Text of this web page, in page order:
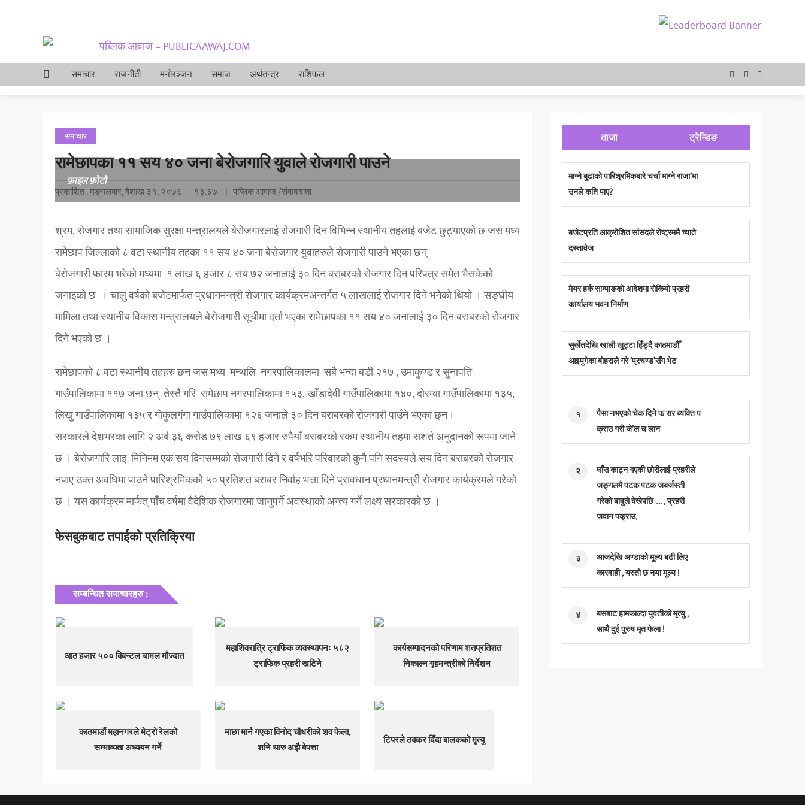
समाचार राजनीती मनोरञ्जन समाज अर्थतन्त्र राशिफल
समाचार
रामेछापका ११ सय ४० जना बेराेजगारि युवाले रोजगारी पाउने
प्रकाशित : मङ्गलबार, बैशाख ३१, २०७६ १३:३७ पब्लिक आवाज /संवाददाता
फ़ाइल फ़ोटो
श्रम, रोजगार तथा सामाजिक सुरक्षा मन्त्रालयले बेरोजगारलाई रोजगारी दिन विभिन्न स्थानीय तहलाई बजेट छुट्याएको छ जस मध्य
रामेछाप जिल्लाको ८ वटा स्थानीय तहका ११ सय ४० जना बेरोजगार युवाहरुले रोजगारी पाउने भएका छन्
बेरोजगारी फ़ारम भरेको मध्यमा १ लाख ६ हजार ८ सय ७२ जनालाई ३० दिन बराबरको रोजगार दिन परिपत्र समेत भैसकेको
जनाइको छ । चालु वर्षको बजेटमार्फत प्रधानमन्त्री रोजगार कार्यक्रमअन्तर्गत ५ लाखलाई रोजगार दिने भनेको थियो । सङ्घीय
मामिला तथा स्थानीय विकास मन्त्रालयले बेरोजगारी सूचीमा दर्ता भएका रामेछापका ११ सय ४० जनालाई ३० दिन बराबरको रोजगार
दिने भएको छ ।
रामेछापको ८ वटा स्थानीय तहहरु छन जस मध्य मन्थलि नगरपालिकालमा सबै भन्दा बडी २१७ , उमाकुण्ड र सुनापति
गाउँपालिकामा ११७ जना छन् तेस्तै गरि रामेछाप नगरपालिकामा १५३, खाँडादेवी गाउँपालिकामा १४०, दोरम्बा गाउँपालिकामा १३५,
लिखु गाउँपालिकामा १३५ र गोकुलगंगा गाउँपालिकामा १२६ जनाले ३० दिन बराबरको रोजगारी पाउँने भएका छ्न।
सरकारले देशभरका लागि २ अर्ब ३६ करोड ७९ लाख ६९ हजार रुपैयाँ बराबरको रकम स्थानीय तहमा सशर्त अनुदानको रूपमा जाने
छ । बेरोजगारि लाइ मिनिमम एक सय दिनसम्मको रोजगारी दिने र वर्षभरि परिवारको कुनै पनि सदस्यले सय दिन बराबरको रोजगार
नपाए उक्त अवधिमा पाउने पारिश्रमिकको ५० प्रतिशत बराबर निर्वाह भत्ता दिने प्रावधान प्रधानमन्त्री रोजगार कार्यक्रमले गरेको
छ । यस कार्यक्रम मार्फत् पाँच वर्षमा वैदेशिक रोजगारमा जानुपर्ने अवस्थाको अन्त्य गर्ने लक्ष्य सरकारको छ ।
फेसबुकबाट तपाईको प्रतिक्रिया
सम्बन्धित समाचारहरु :
आठ हजार ५०० क्विन्टल चामल मौज्दात
महाशिवरात्रि ट्राफिक व्यवस्थापनः ५८२
ट्राफिक प्रहरी खटिने
कार्यसम्पादनको परिणाम शतप्रतिशत
निकाल्न गृहमन्त्रीको निर्देशन
काठमाडौं महानगरले मेट्रो रेलको
सम्भाव्यता अध्ययन गर्ने
माछा मार्न गएका विनोद चौधरीको शव फेला,
शनि थारु अझै बेपत्ता
टिपरले ठक्कर दिँदा बालकको मृत्यु
ताजा ट्रेन्डिङ
माग्ने बुढाको पारिश्रमिकबारे चर्चा माग्ने राजा’मा
उनले कति पाए?
बजेटप्रति आक्रोशित सांसदले रोष्ट्रममै च्याते
दस्तावेज
मेयर हर्क साम्पाङको आदेशमा रोकियो प्रहरी
कार्यालय भवन निर्माण
सुर्खेतदेखि खाली खुट्टा हिँड्दै काठमाडौँ
आइपुगेका बोहराले गरे ‘प्रचण्ड’सँग भेट
१
पैसा नभएको चेक दिने फ रार ब्यक्ति प
क्राउ गरी जे’ल च लान
२
घाँस काट्न गएकी छोरीलाई प्रहरीले
जङ्गलमै पटक पटक जबर्जस्ती
गरेको बावुले देखेपछि …. , प्रहरी
जवान पक्राउ,
३
आजदेखि अण्डाको मूल्य बढी लिए
कारवाही , यस्तो छ नया मूल्य !
४
बसबाट हामफाल्दा युवतीको मृत्यु ,
साथै दुई पुरुष मृत फेला !